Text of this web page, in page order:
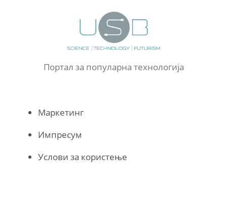
Портал за популарна технологија
Маркетинг
Импресум
Услови за користење